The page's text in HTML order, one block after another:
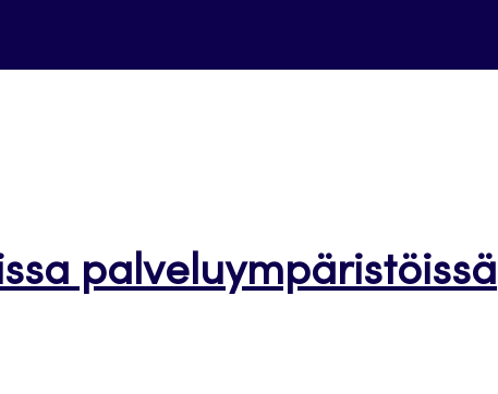
palveluympäristöissä